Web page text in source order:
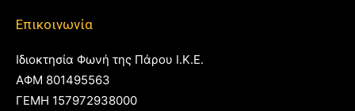
Επικοινωνία
Ιδιοκτησία Φωνή της Πάρου Ι.Κ.Ε.
ΑΦΜ 801495563
ΓΕΜΗ 157972938000